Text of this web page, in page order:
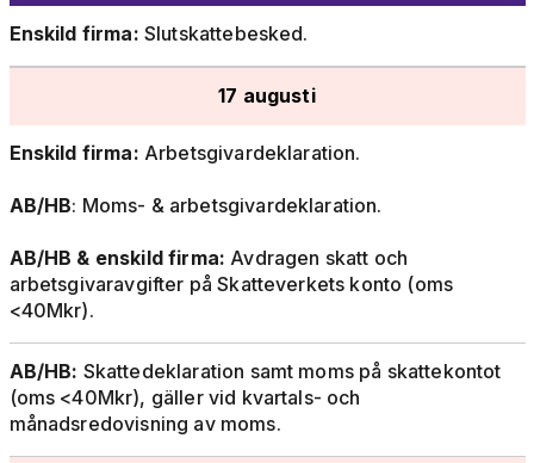
Enskild firma: Slutskattebesked.
17 augusti
Enskild firma: Arbetsgivardeklaration.
AB/HB: Moms- & arbetsgivardeklaration.
AB/HB & enskild firma: Avdragen skatt och
arbetsgivaravgifter på Skatteverkets konto (oms
<40Mkr).
AB/HB: Skattedeklaration samt moms på skattekontot
(oms <40Mkr), gäller vid kvartals- och
månadsredovisning av moms.